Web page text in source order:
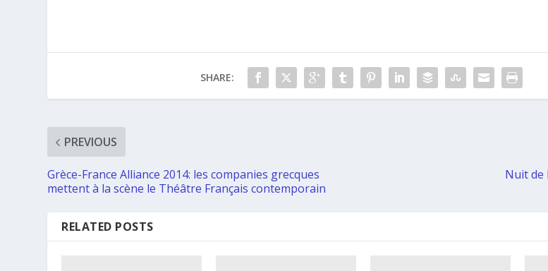
SHARE:
PREVIOUS
Grèce-France Alliance 2014: les companies grecques
mettent à la scène le Théâtre Français contemporain
Nuit de
RELATED POSTS